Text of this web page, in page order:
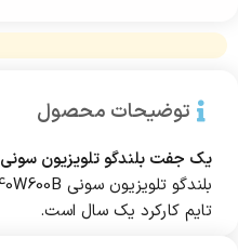
توضیحات محصول
یک جفت بلندگو تلویزیون سونی KDL-40W600B
بلندگو تلویزیون سونی KDL-40W600B که تست شده و کاملا سالم است.
تایم کارکرد یک سال است.